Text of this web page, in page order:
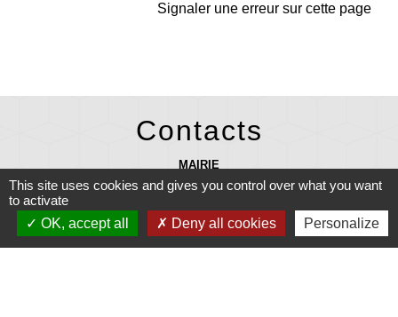
Signaler une erreur sur cette page
Contacts
MAIRIE
27 rue Laennec 29710 PLONEIS - FRANCE
mairie@ploneis.com
This site uses cookies and gives you control over what you want
to activate
OK, accept all
Deny all cookies Personalize